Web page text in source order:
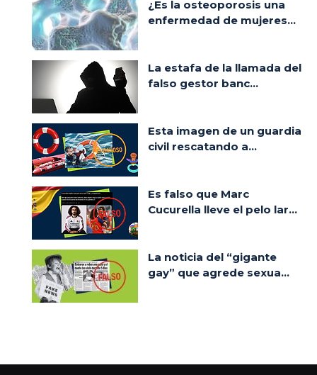
¿Es la osteoporosis una
enfermedad de mujeres...
La estafa de la llamada del
falso gestor banc...
Esta imagen de un guardia
civil rescatando a...
Es falso que Marc
Cucurella lleve el pelo lar...
La noticia del “gigante
gay” que agrede sexua...